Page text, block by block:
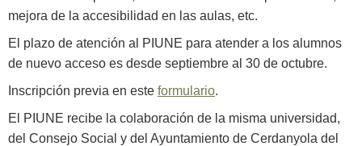
mejora de la accesibilidad en las aulas, etc.
El plazo de atención al PIUNE para atender a los alumnos
de nuevo acceso es desde septiembre al 30 de octubre.
Inscripción previa en este formulario.
El PIUNE recibe la colaboración de la misma universidad,
del Consejo Social y del Ayuntamiento de Cerdanyola del